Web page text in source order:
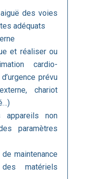
des voies
adéquats
et réaliser ou
cardio-
prévu
chariot
non
paramètres
maintenance
matériels